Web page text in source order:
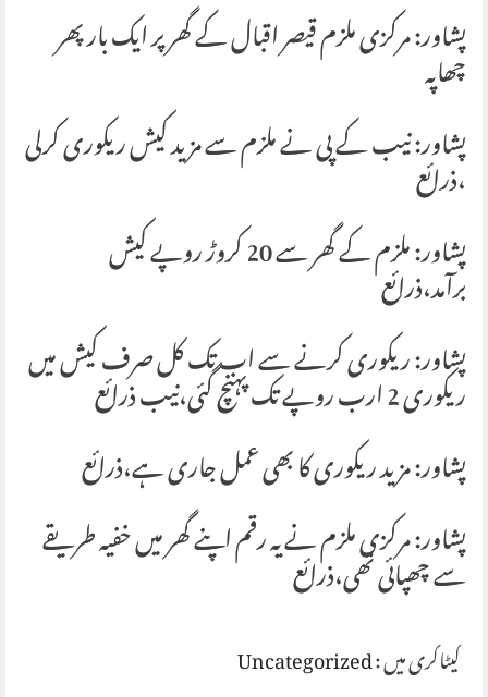
پشاور: مرکزی ملزم قیصر اقبال کے گھر پر ایک بار پھر
چھاپہ
پشاور: نیب کے پی نے ملزم سے مزید کیش ریکوری کرلی
،ذرائع
پشاور: ملزم کے گھر سے 20 کروڑ روپے کیش
برآمد،ذرائع
پشاور: ریکوری کرنے سے اب تک کل صرف کیش میں
ریکوری 2 ارب روپے تک پہنچ گئی،نیب ذرائع
پشاور: مزید ریکوری کا بھی عمل جاری ہے،ذرائع
پشاور: مرکزی ملزم نے یہ رقم اپنے گھر میں خفیہ طریقے
سے چھپائی تھی،ذرائع
کیٹاگری میں :Uncategorized